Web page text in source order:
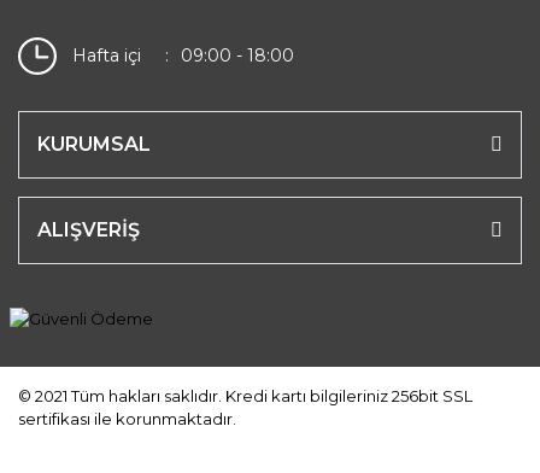
Hafta içi 09:00 - 18:00
KURUMSAL
ALIŞVERİŞ
© 2021 Tüm hakları saklıdır. Kredi kartı bilgileriniz 256bit SSL
sertifikası ile korunmaktadır.